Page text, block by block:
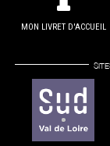
MON LIVRET D'ACCUEIL